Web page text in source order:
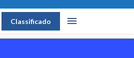
Classificado